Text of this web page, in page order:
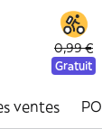
0,99 €
Gratuit
ventes